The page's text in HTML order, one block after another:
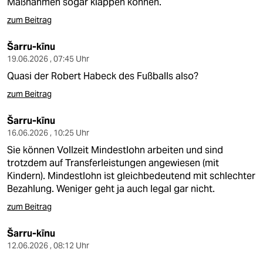
zum Beitrag
Šarru-kīnu
19.06.2026 , 07:45 Uhr
Quasi der Robert Habeck des Fußballs also?
zum Beitrag
Šarru-kīnu
16.06.2026 , 10:25 Uhr
Sie können Vollzeit Mindestlohn arbeiten und sind
trotzdem auf Transferleistungen angewiesen (mit
Kindern). Mindestlohn ist gleichbedeutend mit schlechter
Bezahlung. Weniger geht ja auch legal gar nicht.
zum Beitrag
Šarru-kīnu
12.06.2026 , 08:12 Uhr